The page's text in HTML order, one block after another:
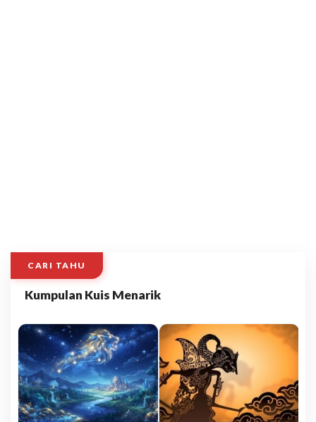
CARI TAHU
Kumpulan Kuis Menarik